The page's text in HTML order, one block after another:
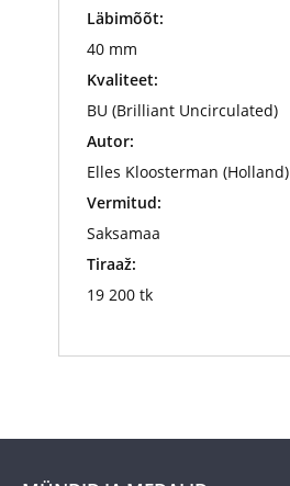
Läbimõõt:
40 mm
Kvaliteet:
BU (Brilliant Uncirculated)
Autor:
Elles Kloosterman (Holland)
Vermitud:
Saksamaa
Tiraaž:
19 200 tk